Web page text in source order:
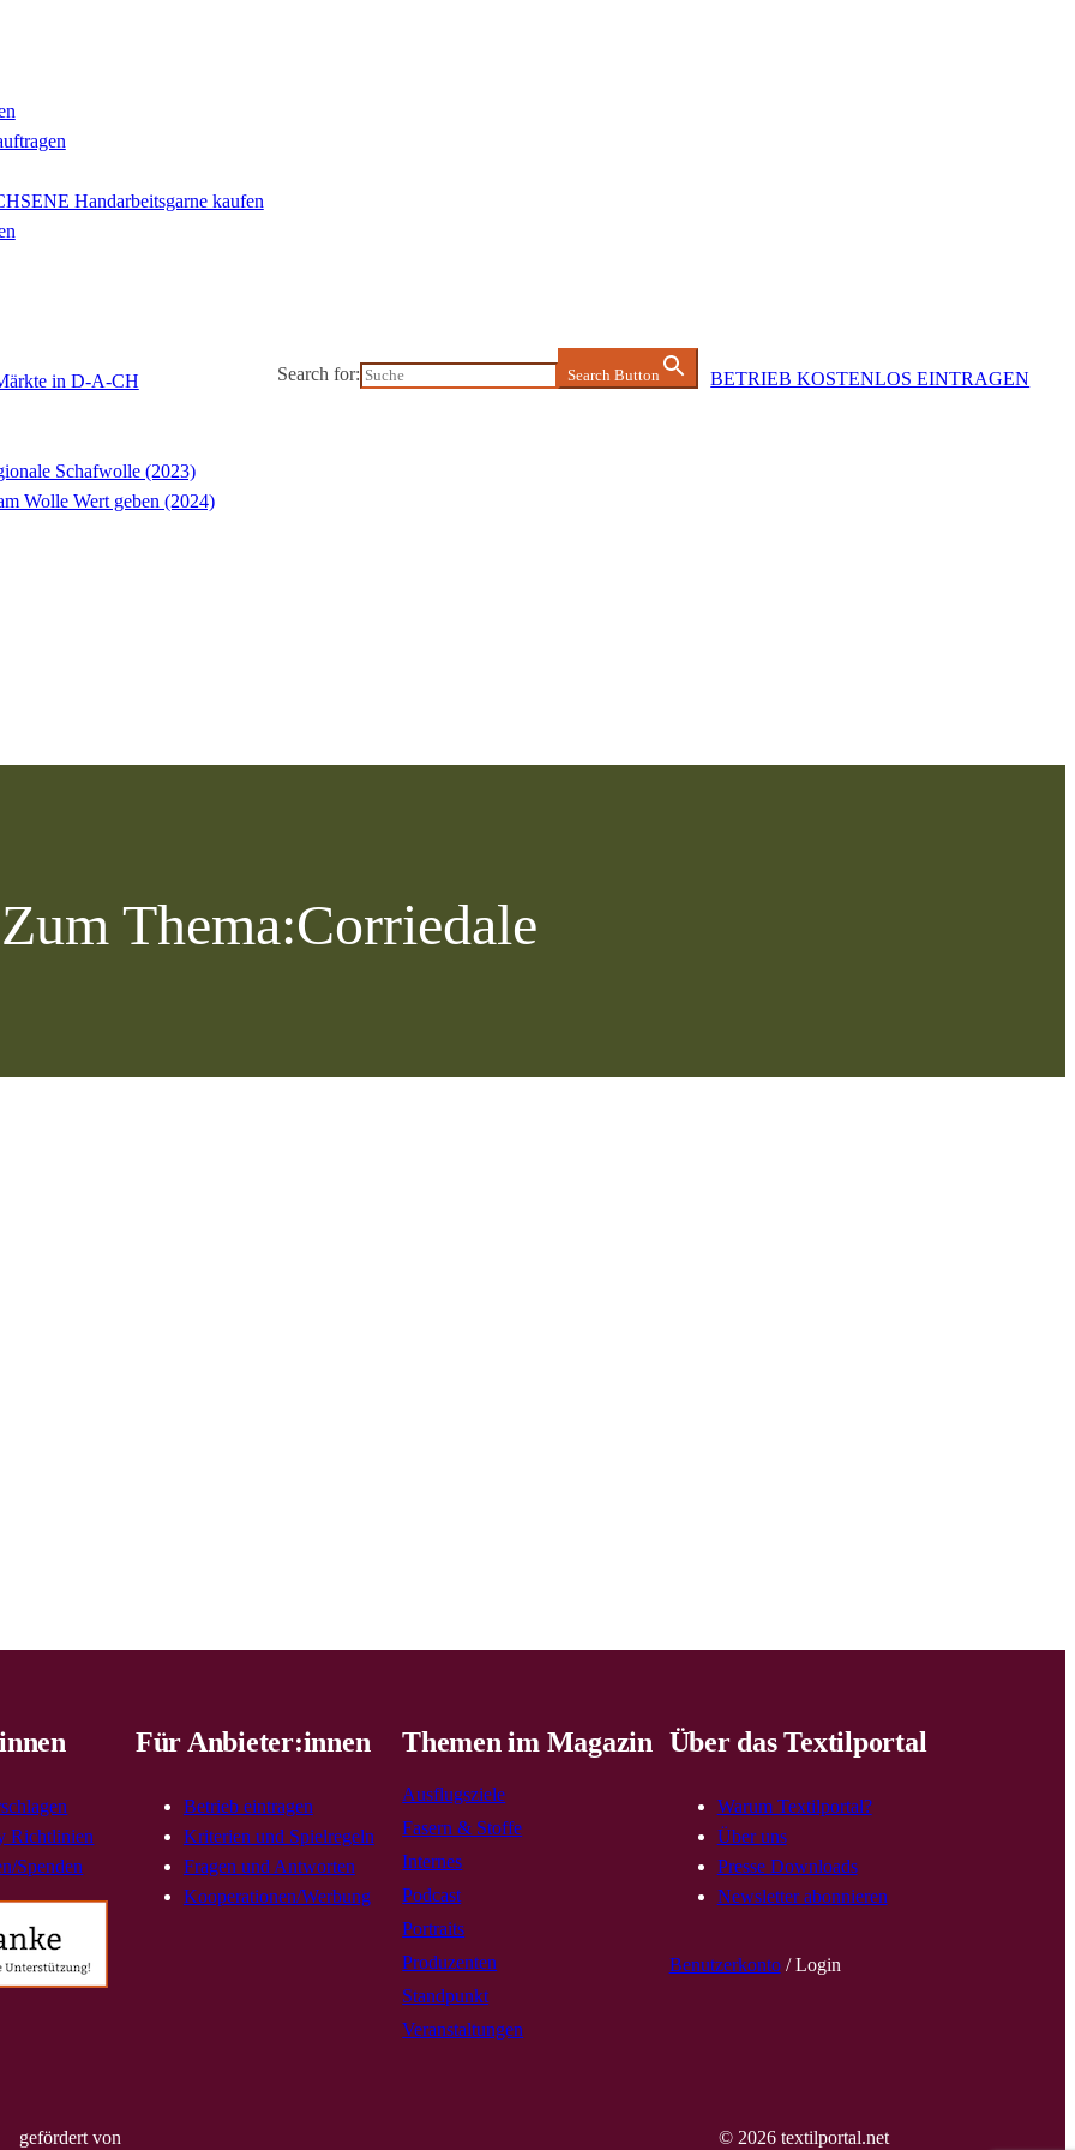
Handarbeitsgarne kaufen
in D-A-CH
Schafwolle (2023)
Wolle Wert geben (2024)
Search for: Search Button BETRIEB KOSTENLOS EINTRAGEN
Zum Thema:Corriedale
Richtlinien
Spenden
Für Anbieter:innen
Betrieb eintragen
Kriterien und Spielregeln
Fragen und Antworten
Kooperationen/Werbung
Themen im Magazin
Ausflugsziele
Fasern & Stoffe
Internes
Podcast
Portraits
Produzenten
Standpunkt
Veranstaltungen
Über das Textilportal
Warum Textilportal?
Über uns
Presse Downloads
Newsletter abonnieren
Benutzerkonto/ Login
gefördert von © 2026 textilportal.net